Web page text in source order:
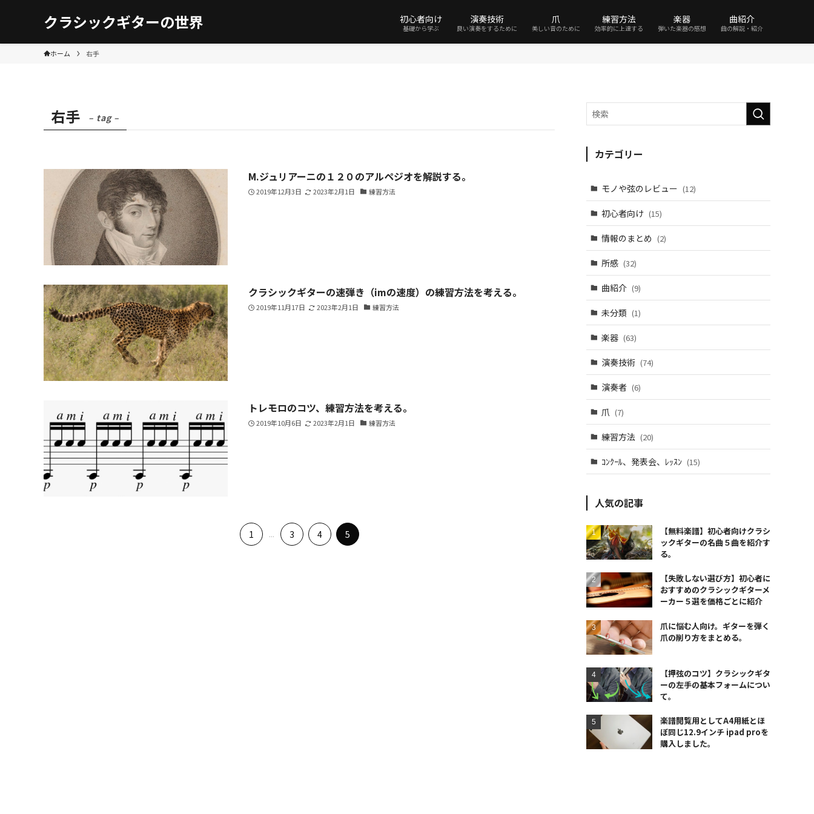
クラシックギターの世界 初心者向け
基礎から学ぶ
演奏技術
良い演奏をするために
爪
美しい音のために
練習方法
効率的に上達する
楽器
弾いた楽器の感想
曲紹介
曲の解説・紹介
ホーム 右手
右手 – tag –
M.ジュリアーニの１２０のアルペジオを解説する。
2019年12月3日 2023年2月1日 練習方法
クラシックギターの速弾き（imの速度）の練習方法を考える。
2019年11月17日 2023年2月1日 練習方法
トレモロのコツ、練習方法を考える。
2019年10月6日 2023年2月1日 練習方法
1 ... 3 4 5
カテゴリー
モノや弦のレビュー (12)
初心者向け (15)
情報のまとめ (2)
所感 (32)
曲紹介 (9)
未分類 (1)
楽器 (63)
演奏技術 (74)
演奏者 (6)
爪 (7)
練習方法 (20)
ｺﾝｸｰﾙ、発表会、ﾚｯｽﾝ (15)
人気の記事
【無料楽譜】初心者向けクラシ
ックギターの名曲５曲を紹介す
る。
【失敗しない選び方】初心者に
おすすめのクラシックギターメ
ーカー５選を価格ごとに紹介
爪に悩む人向け。ギターを弾く
爪の削り方をまとめる。
【押弦のコツ】クラシックギタ
ーの左手の基本フォームについ
て。
楽譜閲覧用としてA4用紙とほ
ぼ同じ12.9インチ ipad proを
購入しました。